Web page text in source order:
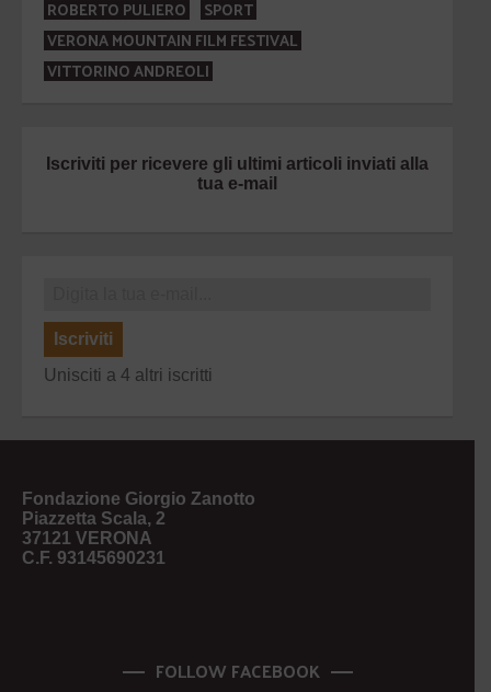
ROBERTO PULIERO
SPORT
VERONA MOUNTAIN FILM FESTIVAL
VITTORINO ANDREOLI
Iscriviti per ricevere gli ultimi articoli inviati alla
tua e-mail
Iscriviti
Unisciti a 4 altri iscritti
Fondazione Giorgio Zanotto
Piazzetta Scala, 2
37121 VERONA
C.F. 93145690231
FOLLOW FACEBOOK